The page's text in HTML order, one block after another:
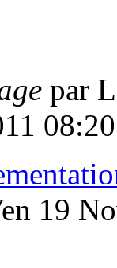
par
08:20
19